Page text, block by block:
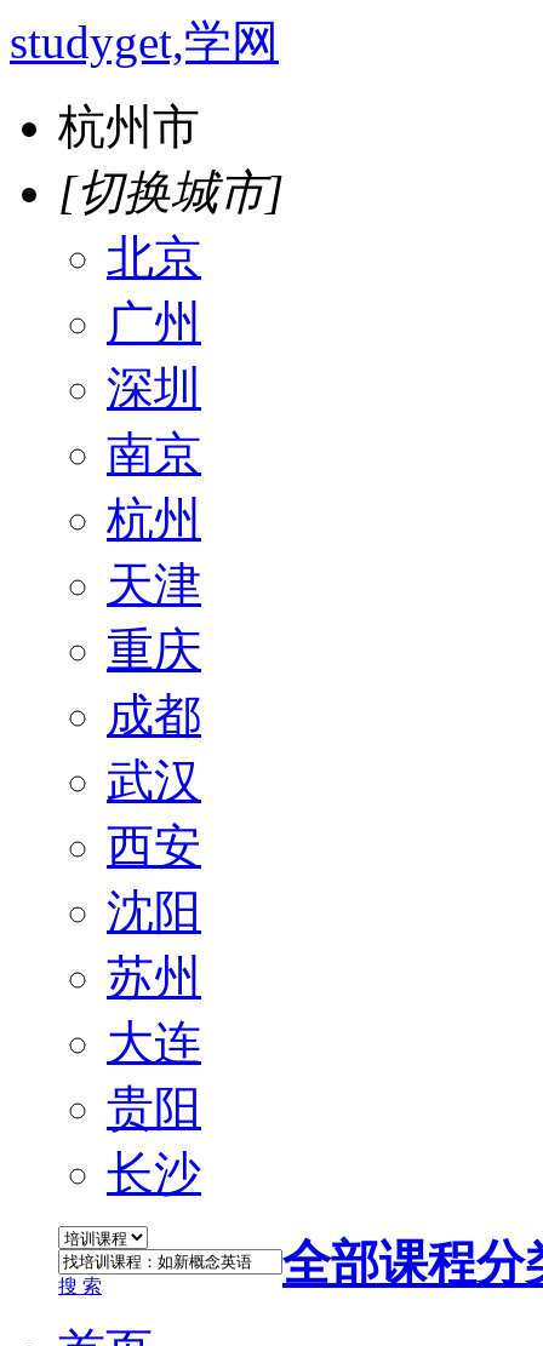
studyget,学网
杭州市
[切换城市]
北京
广州
深圳
南京
杭州
天津
重庆
成都
武汉
西安
沈阳
苏州
大连
贵阳
长沙
搜 索 全部课程分